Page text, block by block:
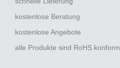
kostenlose Beratung
kostenlose Angebote
alle Produkte sind RoHS konform